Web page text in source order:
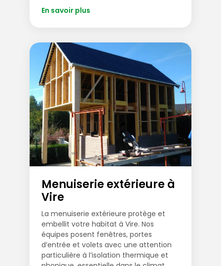
En savoir plus
Menuiserie extérieure à
Vire
La menuiserie extérieure protège et
embellit votre habitat à Vire. Nos
équipes posent fenêtres, portes
d’entrée et volets avec une attention
particulière à l’isolation thermique et